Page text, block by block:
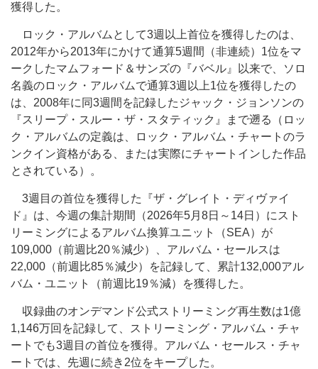
獲得した。
ロック・アルバムとして3週以上首位を獲得したのは、
2012年から2013年にかけて通算5週間（非連続）1位をマ
ークしたマムフォード＆サンズの『バベル』以来で、ソロ
名義のロック・アルバムで通算3週以上1位を獲得したの
は、2008年に同3週間を記録したジャック・ジョンソンの
『スリープ・スルー・ザ・スタティック』まで遡る（ロッ
ク・アルバムの定義は、ロック・アルバム・チャートのラ
ンクイン資格がある、または実際にチャートインした作品
とされている）。
3週目の首位を獲得した『ザ・グレイト・ディヴァイ
ド』は、今週の集計期間（2026年5月8日～14日）にスト
リーミングによるアルバム換算ユニット（SEA）が
109,000（前週比20％減少）、アルバム・セールスは
22,000（前週比85％減少）を記録して、累計132,000アル
バム・ユニット（前週比19％減）を獲得した。
収録曲のオンデマンド公式ストリーミング再生数は1億
1,146万回を記録して、ストリーミング・アルバム・チャ
ートでも3週目の首位を獲得。アルバム・セールス・チャ
ートでは、先週に続き2位をキープした。